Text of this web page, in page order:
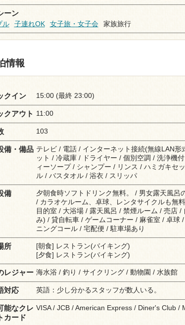
ーン
ル
子連れOK 女子旅・女子会 家族旅行
情報
クイン 15:00 (最終 23:00)
クアウト 11:00
103
備・備品 テレビ / 電話 / インターネット接続(無線LAN形
ット / 冷蔵庫 / ドライヤー / 個別空調 / 洗浄機
ィーソープ / シャンプー / リンス / ハミガキセ
ル / バスタオル / 浴衣 / スリッパ
備
夕朝食時ソフトドリンク無料。 / 男女露天風呂
/ カラオケルーム、卓球、レンタサイクルも無
目的室 / 大浴場 / 露天風呂 / 禁煙ルーム / 売店 /
み) / 貸自転車 / ゲームコーナー / 麻雀室 / 卓球
ニングコール / 宅配便 / 駐車場あり
所
[朝食] レストラン(バイキング)
[夕食] レストラン(バイキング)
レジャー 海水浴 / 釣り / サイクリング / 動物園 / 水族館
対応 英語：少し分かるスタッフが数人いる。
能なクレ
カード
VISA / JCB / American Express / Diner's Club /